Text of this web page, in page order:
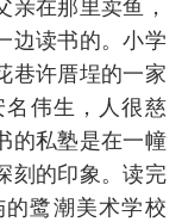
在那里卖鱼，
边读书的。小学
巷许厝埕的一家
伟生，人很慈
的私塾是在一幢
刻的印象。读完
的鹭潮美术学校